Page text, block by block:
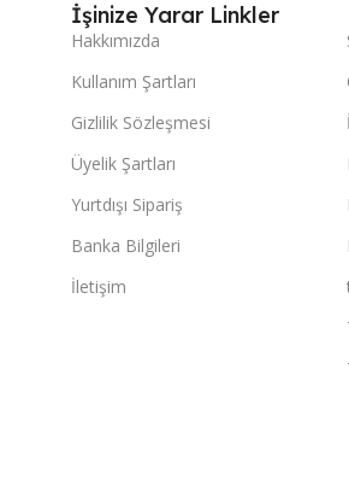
İşinize Yarar Linkler
Hakkımızda
Kullanım Şartları
Gizlilik Sözleşmesi
Üyelik Şartları
Yurtdışı Sipariş
Banka Bilgileri
İletişim